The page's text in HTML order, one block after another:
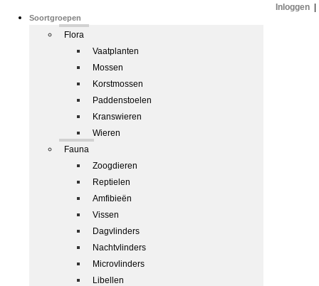
Soortgroepen
Flora
Vaatplanten
Mossen
Korstmossen
Paddenstoelen
Kranswieren
Wieren
Fauna
Zoogdieren
Reptielen
Amfibieën
Vissen
Dagvlinders
Nachtvlinders
Microvlinders
Libellen
Inloggen